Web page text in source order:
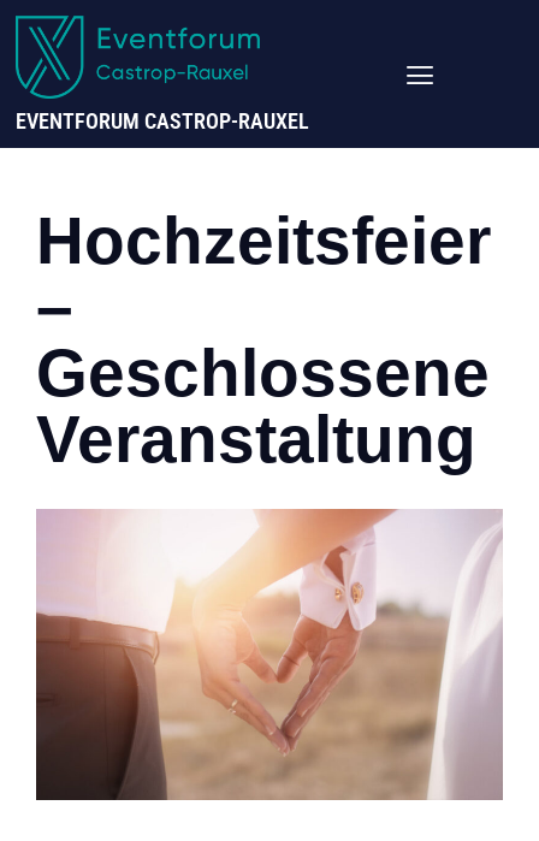
EVENTFORUM CASTROP-RAUXEL
Hochzeitsfeier
–
Geschlossene
Veranstaltung